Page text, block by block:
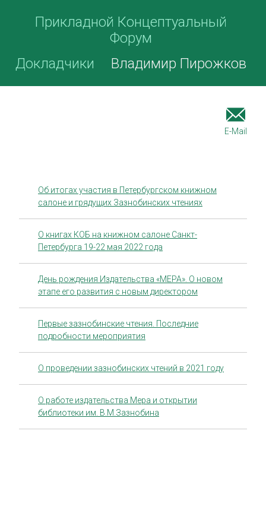
Прикладной Концептуальный
Форум
Докладчики
Владимир Пирожков
E-Mail
Об итогах участия в Петербургском книжном
салоне и грядущих Зазнобинских чтениях
О книгах КОБ на книжном салоне Санкт-
Петербурга 19-22 мая 2022 года
День рождения Издательства «МЕРА». О новом
этапе его развития с новым директором
Первые зазнобинские чтения. Последние
подробности мероприятия
О проведении зазнобинских чтений в 2021 году
О работе издательства Мера и открытии
библиотеки им. В.М.Зазнобина